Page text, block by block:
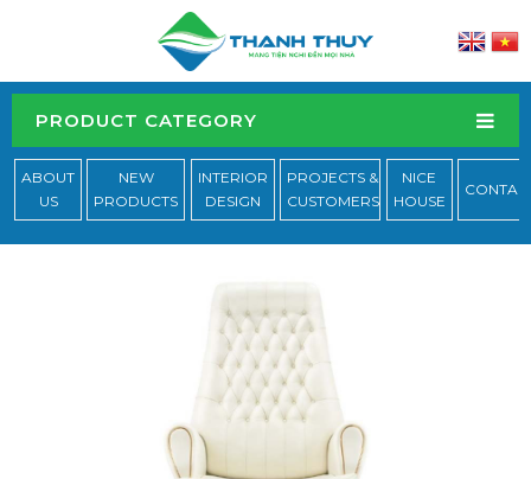
PRODUCT CATEGORY
ABOUT
US
NEW
PRODUCTS
INTERIOR
DESIGN
PROJECTS &
CUSTOMERS
NICE
HOUSE